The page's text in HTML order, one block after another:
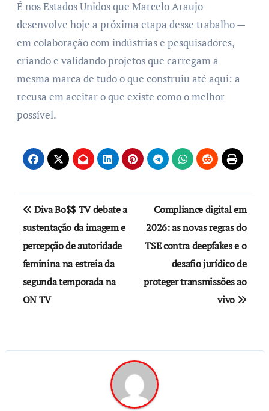
É nos Estados Unidos que Marcelo Araujo
desenvolve hoje a próxima etapa desse trabalho —
em colaboração com indústrias e pesquisadores,
criando e validando projetos que carregam a
mesma marca de tudo o que construiu até aqui: a
recusa em aceitar o que existe como o melhor
possível.
Diva Bo$$ TV debate a
sustentação da imagem e
percepção de autoridade
feminina na estreia da
segunda temporada na
ON TV
Compliance digital em
2026: as novas regras do
TSE contra deepfakes e o
desafio jurídico de
proteger transmissões ao
vivo